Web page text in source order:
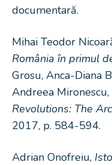
documentară.
Mihai Teodor
România în primul
Grosu, Anca-Diana
Andreea Mironescu,
Revolutions: The
2017, p. 584-594.
Adrian Onofreiu,